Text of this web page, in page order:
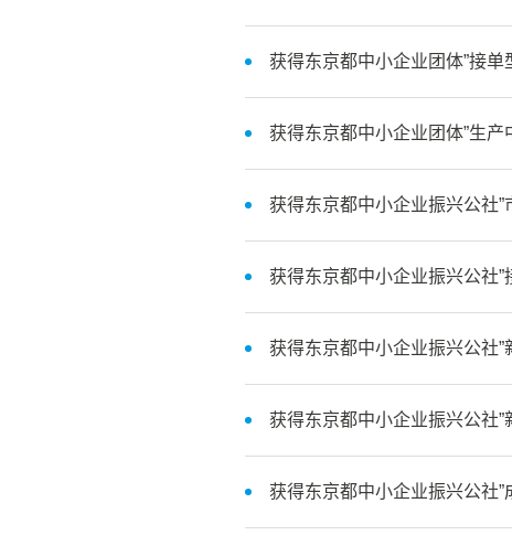
获得东京都中小企业团体”接
获得东京都中小企业团体”生
获得东京都中小企业振兴公社”
获得东京都中小企业振兴公社
获得东京都中小企业振兴公社
获得东京都中小企业振兴公社”
获得东京都中小企业振兴公社